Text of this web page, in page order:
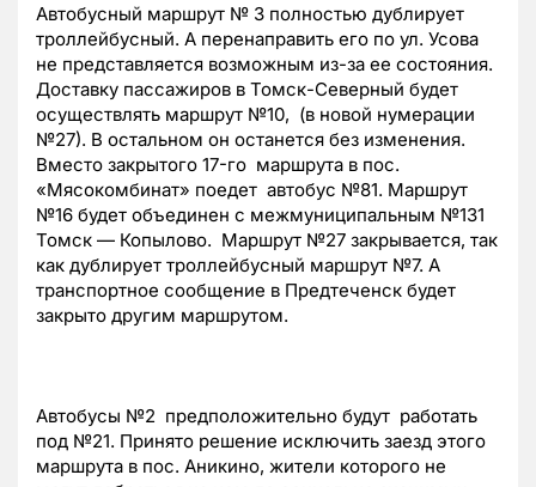
Автобусный маршрут № 3 полностью дублирует
троллейбусный. А перенаправить его по ул. Усова
не представляется возможным из-за ее состояния.
Доставку пассажиров в Томск-Северный будет
осуществлять маршрут №10, (в новой нумерации
№27). В остальном он останется без изменения.
Вместо закрытого 17-го маршрута в пос.
«Мясокомбинат» поедет автобус №81. Маршрут
№16 будет объединен с межмуниципальным №131
Томск — Копылово. Маршрут №27 закрывается, так
как дублирует троллейбусный маршрут №7. А
транспортное сообщение в Предтеченск будет
закрыто другим маршрутом.
Автобусы №2 предположительно будут работать
под №21. Принято решение исключить заезд этого
маршрута в пос. Аникино, жители которого не